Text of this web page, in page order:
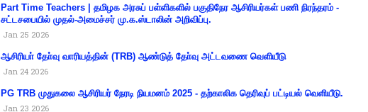
Part Time Teachers | தமிழக அரசுப் பள்ளிகளில் பகுதிநேர ஆசிரியர்கள் பணி நிரந்தரம் -
சட்டசபையில் முதல்-அமைச்சர் மு.க.ஸ்டாலின் அறிவிப்பு.
Jan 25 2026
ஆசிரியா் தோ்வு வாரியத்தின் (TRB) ஆண்டுத் தோ்வு அட்டவணை வெளியீடு
Jan 24 2026
PG TRB முதுகலை ஆசிரியர் நேரடி நியமனம் 2025 - தற்காலிக தெரிவுப் பட்டியல் வெளியீடு.
Jan 23 2026